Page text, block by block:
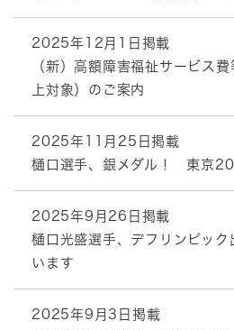
2025年12月1日掲載
（新）高額障害福祉サービス
上対象）のご案内
2025年11月25日掲載
樋口選手、銀メダル！ 東京
2025年9月26日掲載
樋口光盛選手、デフリンピック
います
2025年9月3日掲載